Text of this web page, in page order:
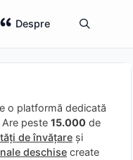
Despre
o platformă dedicată
peste 15.000 de
de învățare și
deschise create